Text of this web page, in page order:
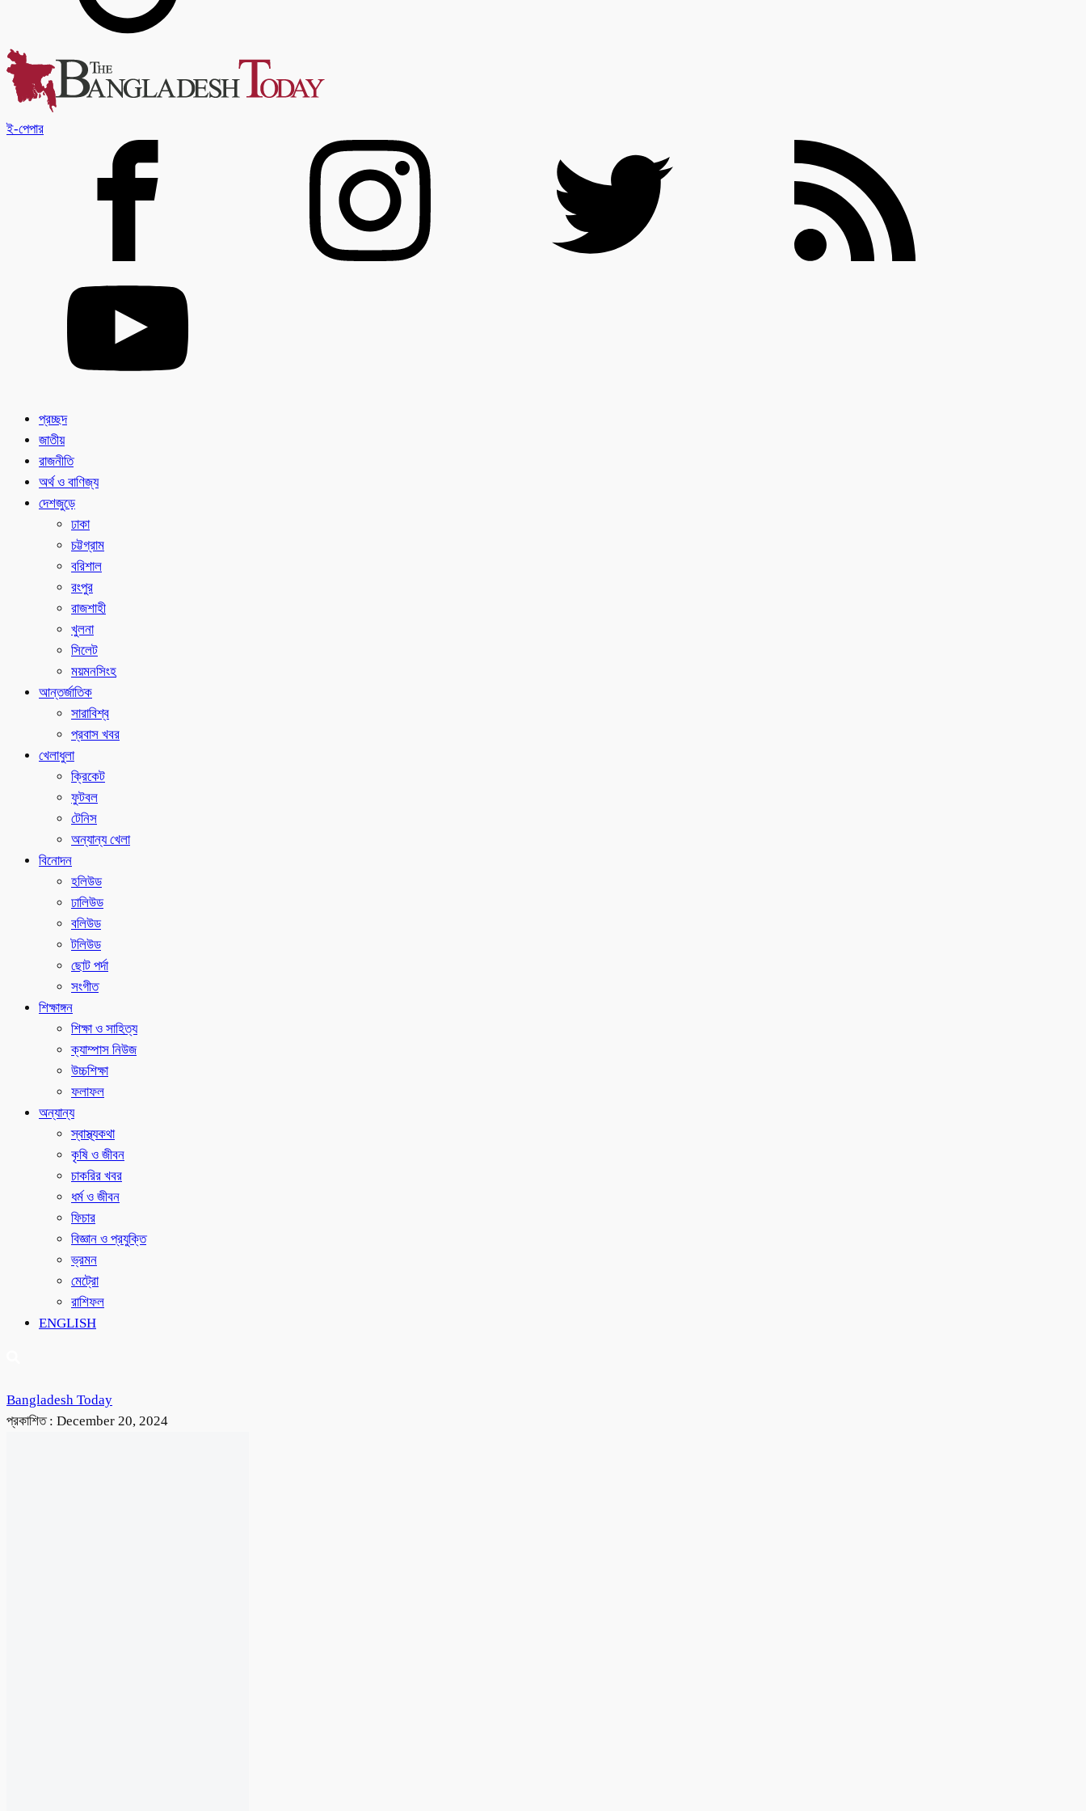
ই-পেপার
প্রচ্ছদ
জাতীয়
রাজনীতি
অর্থ ও বাণিজ্য
দেশজুড়ে
ঢাকা
চট্টগ্রাম
বরিশাল
রংপুর
রাজশাহী
খুলনা
সিলেট
ময়মনসিংহ
আন্তর্জাতিক
সারাবিশ্ব
প্রবাস খবর
খেলাধুলা
ক্রিকেট
ফুটবল
টেনিস
অন্যান্য খেলা
বিনোদন
হলিউড
ঢালিউড
বলিউড
টলিউড
ছোট পর্দা
সংগীত
শিক্ষাঙ্গন
শিক্ষা ও সাহিত্য
ক্যাম্পাস নিউজ
উচ্চশিক্ষা
ফলাফল
অন্যান্য
স্বাস্থ্যকথা
কৃষি ও জীবন
চাকরির খবর
ধর্ম ও জীবন
ফিচার
বিজ্ঞান ও প্রযুক্তি
ভ্রমন
মেট্রো
রাশিফল
ENGLISH
Bangladesh Today
প্রকাশিত : December 20, 2024